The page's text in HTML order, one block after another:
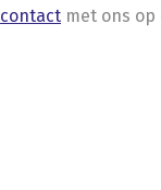
contact met ons